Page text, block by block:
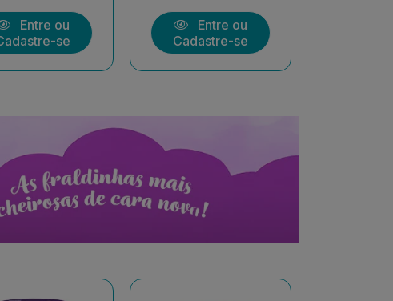
Entre ou
se
Entre ou
Cadastre-se